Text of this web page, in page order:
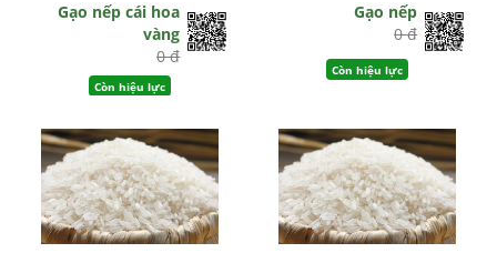
Gạo nếp cái hoa
vàng
0 đ
Còn hiệu lực
Gạo nếp
0 đ
Còn hiệu lực